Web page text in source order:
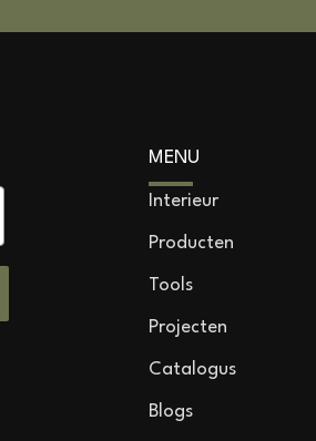
MENU
Interieur
Producten
Tools
Projecten
Catalogus
Blogs